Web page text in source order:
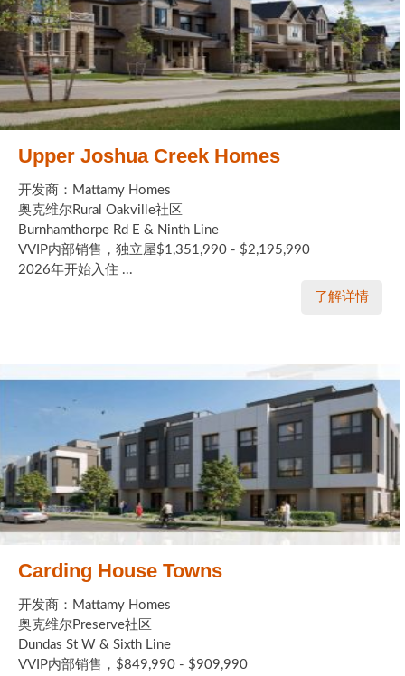
Upper Joshua Creek Homes
开发商：Mattamy Homes
奥克维尔Rural Oakville社区
Burnhamthorpe Rd E & Ninth Line
VVIP内部销售，独立屋$1,351,990 - $2,195,990
2026年开始入住 ...
了解详情
Carding House Towns
开发商：Mattamy Homes
奥克维尔Preserve社区
Dundas St W & Sixth Line
VVIP内部销售，$849,990 - $909,990